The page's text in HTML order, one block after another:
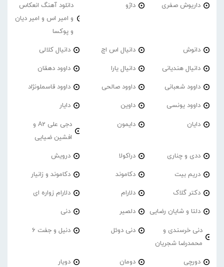
داریوش صفری داژو
دانلود آهنگ انعکاس
و امیر اس و امیر دیان
و پوکسا
دانوش دانیال اس اچ دانیال کلالی
دانیال هندیانی دانیال یارا داوود دهقان
داوود شعبانی داوود صالحی داوود قاسملونژاد
داوود یونسی داوین دایار
دایان دایمون
دجی علی A2 و
افشین ضیایی
ددی و چناری دراکولا درویش
دریم بیت دکاموند دکاموند و زانیار
دکتر گلاک دلارام دلارام زواره ای
دلتا و شایان رضایی دلصیر دنی
دنی خرسندی و
محمدرضا شجریان
دنی دوئل دنیل و جفت 6
دورچی دومان دویار